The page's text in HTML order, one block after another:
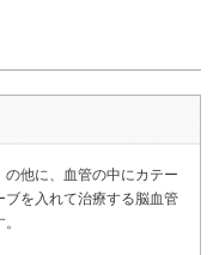
他に、血管の中にカテー
ブを入れて治療する脳血管